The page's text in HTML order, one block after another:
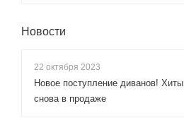
Новости
22 октября 2023
Новое поступление диванов! Хиты
снова в продаже